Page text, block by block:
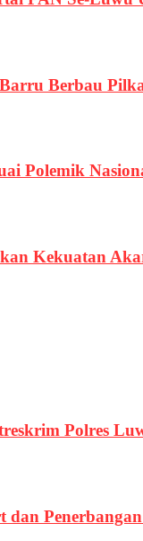
Berbau
Polemik
Kekuatan
Polres